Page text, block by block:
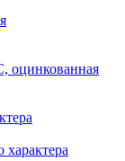
оцинкованная
характера